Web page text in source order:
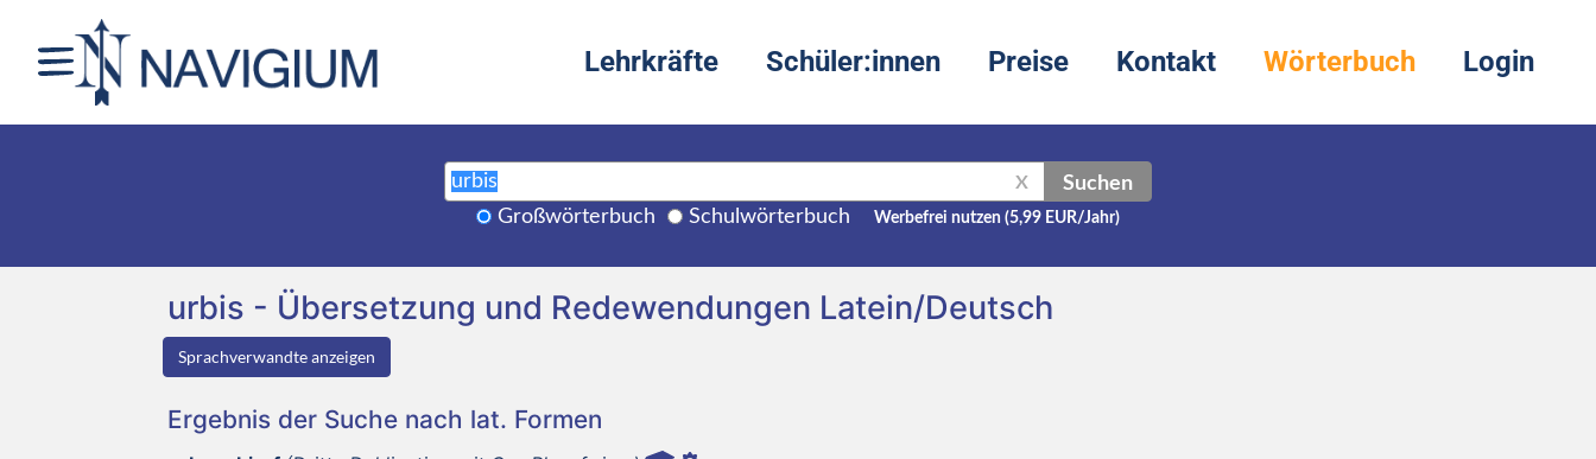
Lehrkräfte Schüler:innen Preise Kontakt Wörterbuch Login
X Suchen
Großwörterbuch Schulwörterbuch Werbefrei nutzen (5,99 EUR/Jahr)
urbis - Übersetzung und Redewendungen Latein/Deutsch
Sprachverwandte anzeigen
Ergebnis der Suche nach lat. Formen